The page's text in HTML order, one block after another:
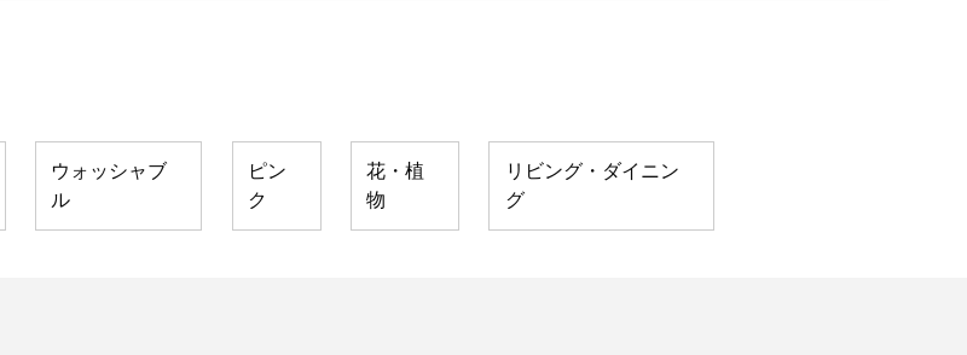
ウォッシャブ
ル
ピン
ク
花・植
物
リビング・ダイニン
グ